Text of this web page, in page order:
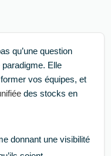
qu’une question
Elle
vos équipes, et
des stocks en
donnant une visibilité